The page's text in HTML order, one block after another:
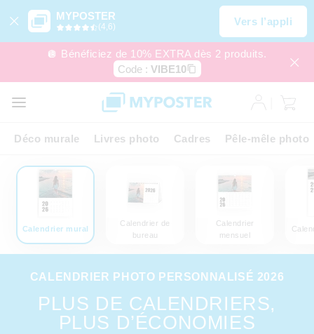
MYPOSTER
(4,6) Vers l’appli
🪩 Bénéficiez de 10% EXTRA dès 2 produits.
Code : VIBE10
Déco murale Livres photo Cadres Pêle-mêle photo
Calendrier mural
Calendrier de
bureau
Calendrier
mensuel
CALENDRIER PHOTO PERSONNALISÉ 2026
PLUS DE CALENDRIERS,
PLUS D’ÉCONOMIES